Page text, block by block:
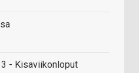
- Kisaviikonloput